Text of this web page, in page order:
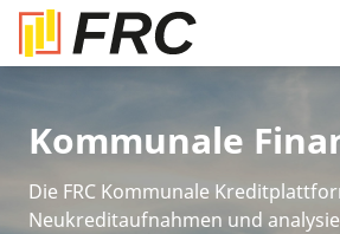
Kommunale
Die FRC Kommunale
Neukreditaufnahmen und